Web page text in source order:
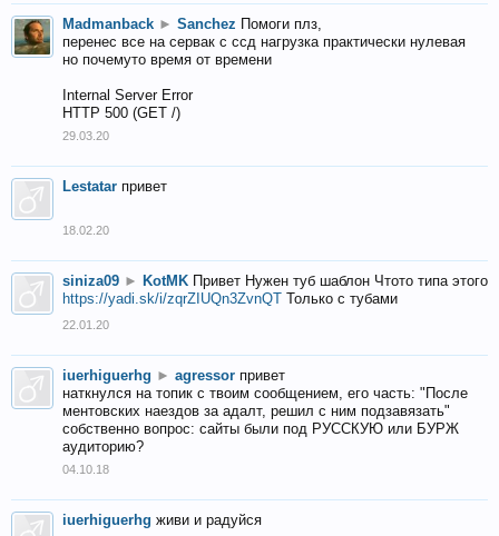
Madmanback ► Sanchez Помоги плз,
перенес все на сервак с ссд нагрузка практически нулевая
но почемуто время от времени
Internal Server Error
HTTP 500 (GET /)
29.03.20
Lestatar привет
18.02.20
siniza09 ► KotMK Привет Нужен туб шаблон Чтото типа этого
https://yadi.sk/i/zqrZIUQn3ZvnQT Только с тубами
22.01.20
iuerhiguerhg ► agressor привет
наткнулся на топик с твоим сообщением, его часть: "После
ментовских наездов за адалт, решил с ним подзавязать"
собственно вопрос: сайты были под РУССКУЮ или БУРЖ
аудиторию?
04.10.18
iuerhiguerhg живи и радуйся